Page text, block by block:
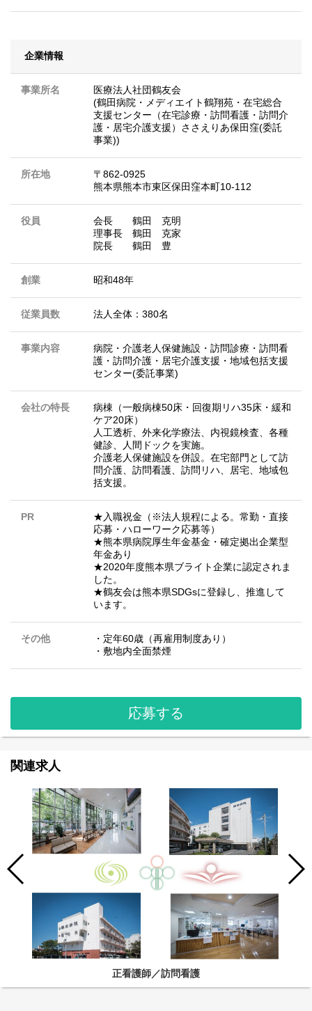
企業情報
事業所名
医療法人社団鶴友会
(鶴田病院・メディエイト鶴翔苑・在宅総合
支援センター（在宅診療・訪問看護・訪問介
護・居宅介護支援）ささえりあ保田窪(委託
事業))
所在地
〒862-0925
熊本県熊本市東区保田窪本町10-112
役員
会長 鶴田 克明
理事長 鶴田 克家
院長 鶴田 豊
創業 昭和48年
従業員数 法人全体：380名
事業内容
病院・介護老人保健施設・訪問診療・訪問看
護・訪問介護・居宅介護支援・地域包括支援
センター(委託事業)
会社の特長
病棟（一般病棟50床・回復期リハ35床・緩和
ケア20床）
人工透析、外来化学療法、内視鏡検査、各種
健診、人間ドックを実施。
介護老人保健施設を併設。在宅部門として訪
問介護、訪問看護、訪問リハ、居宅、地域包
括支援。
PR
★入職祝金（※法人規程による。常勤・直接
応募・ハローワーク応募等）
★熊本県病院厚生年金基金・確定拠出企業型
年金あり
★2020年度熊本県ブライト企業に認定されま
した。
★鶴友会は熊本県SDGsに登録し、推進して
います。
その他
・定年60歳（再雇用制度あり）
・敷地内全面禁煙
応募する
関連求人
正看護師／訪問看護